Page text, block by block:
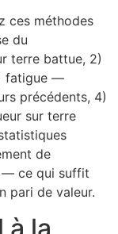
ces méthodes
du
terre battue, 2)
fatigue —
précédents, 4)
sur terre
de
— ce qui suffit
pari de valeur.